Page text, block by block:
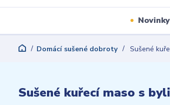
Novinky
Domácí sušené dobroty Sušené
Sušené kuřecí maso s